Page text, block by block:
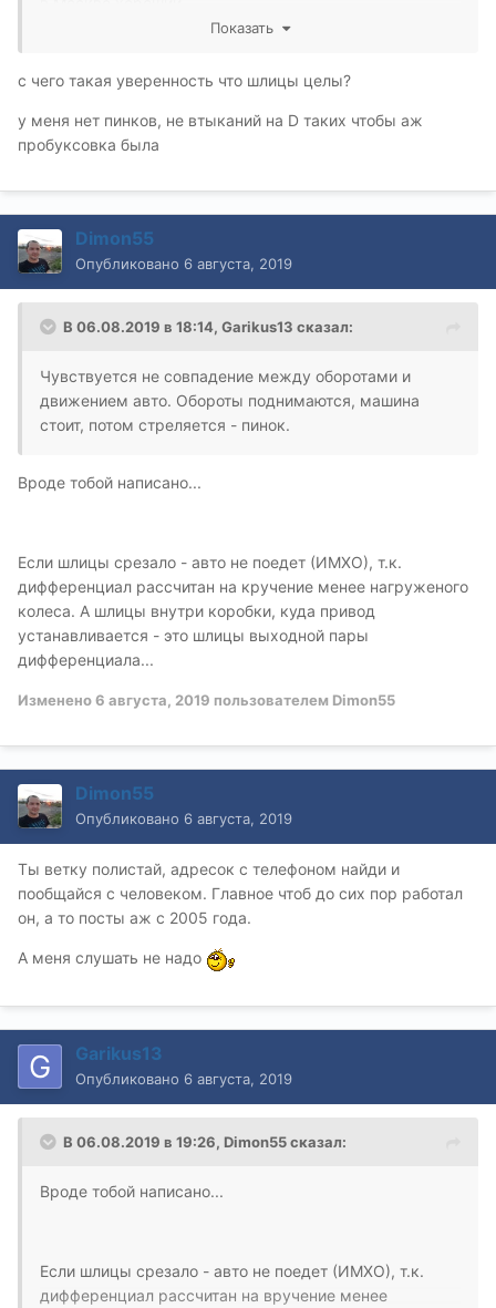
Показать
с чего такая уверенность что шлицы целы?
у меня нет пинков, не втыканий на D таких чтобы аж
пробуксовка была
Dimon55
Опубликовано 6 августа, 2019
В 06.08.2019 в 18:14, Garikus13 сказал:
Чувствуется не совпадение между оборотами и
движением авто. Обороты поднимаются, машина
стоит, потом стреляется - пинок.
Вроде тобой написано...
Если шлицы срезало - авто не поедет (ИМХО), т.к.
дифференциал рассчитан на кручение менее нагруженого
колеса. А шлицы внутри коробки, куда привод
устанавливается - это шлицы выходной пары
дифференциала...
Изменено6 августа, 2019 пользователем Dimon55
Dimon55
Опубликовано 6 августа, 2019
Ты ветку полистай, адресок с телефоном найди и
пообщайся с человеком. Главное чтоб до сих пор работал
он, а то посты аж с 2005 года.
А меня слушать не надо
Garikus13
Опубликовано 6 августа, 2019
В 06.08.2019 в 19:26, Dimon55сказал:
Вроде тобой написано...
Если шлицы срезало - авто не поедет (ИМХО), т.к.
дифференциал рассчитан на вручение менее